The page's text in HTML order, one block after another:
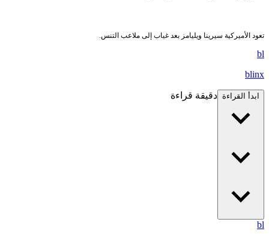
تعود الأميركية سيرينا ويليامز بعد غياب إلى ملاعب التنس.
bl
blinx
ابدأ القراءة دقيقة قراءة
bl